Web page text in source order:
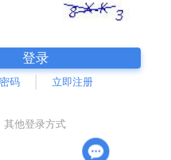
登录
码 立即注册
其他登录方式